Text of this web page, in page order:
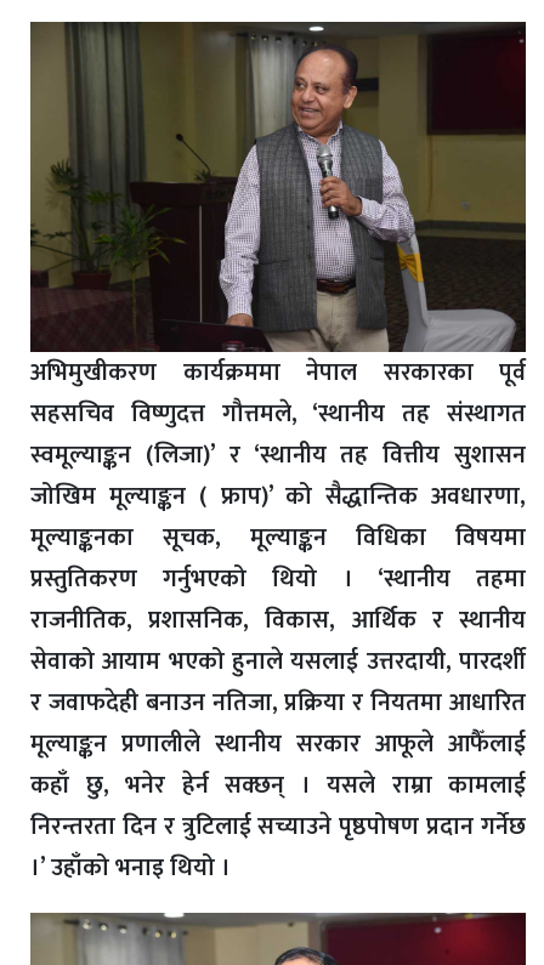
अभिमुखीकरण कार्यक्रममा नेपाल सरकारका पूर्व
सहसचिव विष्णुदत्त गौत्तमले, ‘स्थानीय तह संस्थागत
स्वमूल्याङ्कन (लिजा)’ र ‘स्थानीय तह वित्तीय सुशासन
जोखिम मूल्याङ्कन ( फ्राप)’ को सैद्धान्तिक अवधारणा,
मूल्याङ्कनका सूचक, मूल्याङ्कन विधिका विषयमा
प्रस्तुतिकरण गर्नुभएको थियो । ‘स्थानीय तहमा
राजनीतिक, प्रशासनिक, विकास, आर्थिक र स्थानीय
सेवाको आयाम भएको हुनाले यसलाई उत्तरदायी, पारदर्शी
र जवाफदेही बनाउन नतिजा, प्रक्रिया र नियतमा आधारित
मूल्याङ्कन प्रणालीले स्थानीय सरकार आफूले आफैँलाई
कहाँ छु, भनेर हेर्न सक्छन् । यसले राम्रा कामलाई
निरन्तरता दिन र त्रुटिलाई सच्याउने पृष्ठपोषण प्रदान गर्नेछ
।’ उहाँको भनाइ थियो ।